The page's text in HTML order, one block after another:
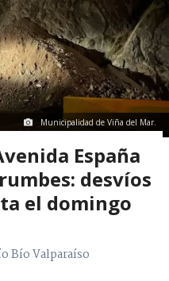
Municipalidad de Viña del Mar.
España
desvíos
el domingo
Bío Valparaíso